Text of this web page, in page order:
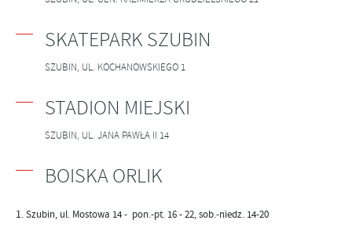
SKATEPARK SZUBIN
SZUBIN, UL. KOCHANOWSKIEGO 1
STADION MIEJSKI
SZUBIN, UL. JANA PAWŁA II 14
BOISKA ORLIK
Szubin, ul. Mostowa 14 - pon.-pt. 16 - 22, sob.-niedz. 14-20